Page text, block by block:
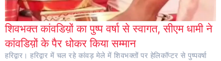
शिवभक्त कांवडिय़ों का पुष्प वर्षा से स्वागत, सीएम धामी ने
कांवडिय़ों के पैर धोकर किया सम्मान
हरिद्वार। हरिद्वार में चल रहे कांवड़ मेले में शिवभक्तों पर हेलिकॉप्टर से पुष्पवर्षा